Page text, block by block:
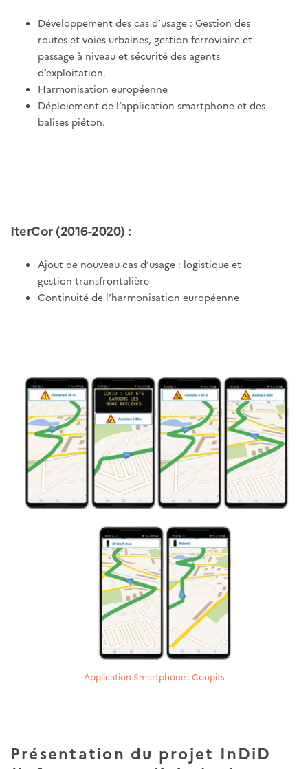
Développement des cas d’usage : Gestion des
routes et voies urbaines, gestion ferroviaire et
passage à niveau et sécurité des agents
d’exploitation.
Harmonisation européenne
Déploiement de l’application smartphone et des
balises piéton.
IterCor (2016-2020) :
Ajout de nouveau cas d’usage : logistique et
gestion transfrontalière
Continuité de l’harmonisation européenne
Application Smartphone : Coopits
Présentation du projet InDiD